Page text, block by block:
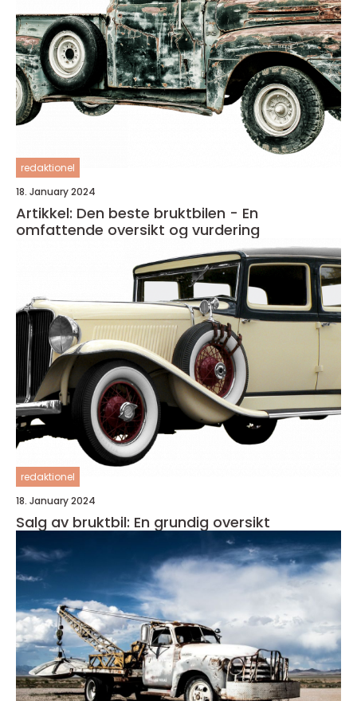
redaktionel
18. January 2024
Artikkel: Den beste bruktbilen - En
omfattende oversikt og vurdering
redaktionel
18. January 2024
Salg av bruktbil: En grundig oversikt